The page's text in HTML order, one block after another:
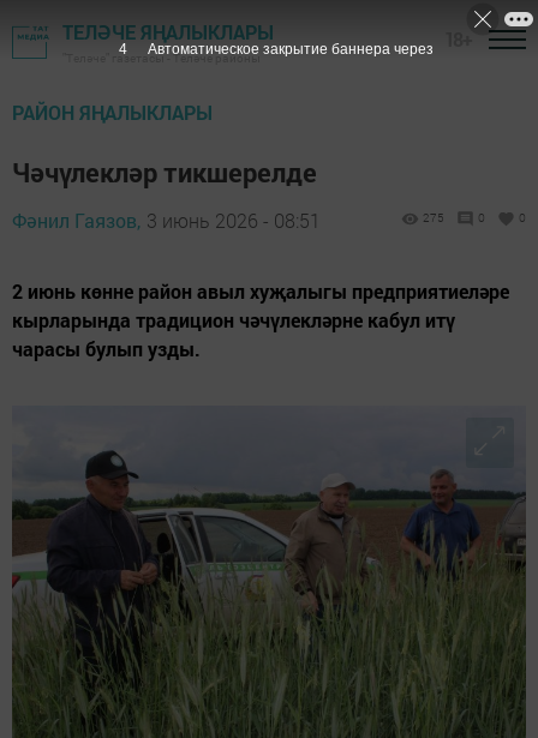
ТЕЛӘЧЕ ЯҢАЛЫКЛАРЫ
"Теләче" газетасы - Теләче районы
РАЙОН ЯҢАЛЫКЛАРЫ
Чәчүлекләр тикшерелде
Фәнил Гаязов, 3 июнь 2026 - 08:51 275 0 0
2 июнь көнне район авыл хуҗалыгы предприятиеләре
кырларында традицион чәчүлекләрне кабул итү
чарасы булып узды.
2 Автоматическое закрытие баннера через